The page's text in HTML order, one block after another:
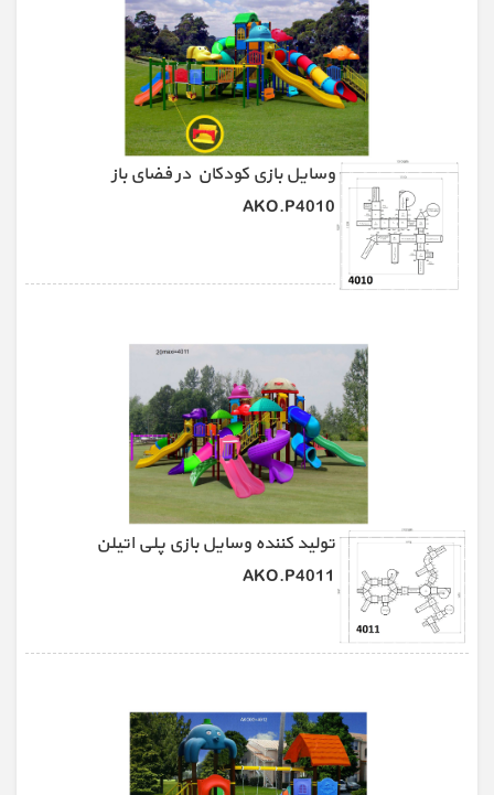
وسایل بازی کودکان در فضای باز
AKO.P4010
تولید کننده وسایل بازی پلی اتیلن
AKO.P4011